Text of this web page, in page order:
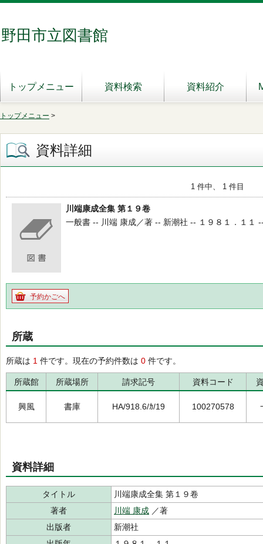
野田市立図書館
トップメニュー 資料検索 資料紹介
トップメニュー >
資料詳細
1 件中、 1 件目
川端康成全集 第１９卷
一般書 -- 川端 康成／著 -- 新潮社 -- １９８１．１１
予約かごへ
所蔵
所蔵は 1 件です。現在の予約件数は 0 件です。
所蔵館 所蔵場所 請求記号 資料コード
興風 書庫 HA/918.6/ｶ/19 100270578
資料詳細
タイトル
川端康成全集 第１９卷
著者
川端 康成 ／著
出版者
新潮社